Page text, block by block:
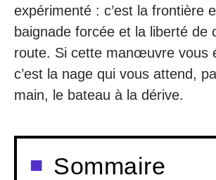
expérimenté : c’est la frontière
baignade forcée et la liberté de
route. Si cette manœuvre vous
c’est la nage qui vous attend,
main, le bateau à la dérive.
Sommaire